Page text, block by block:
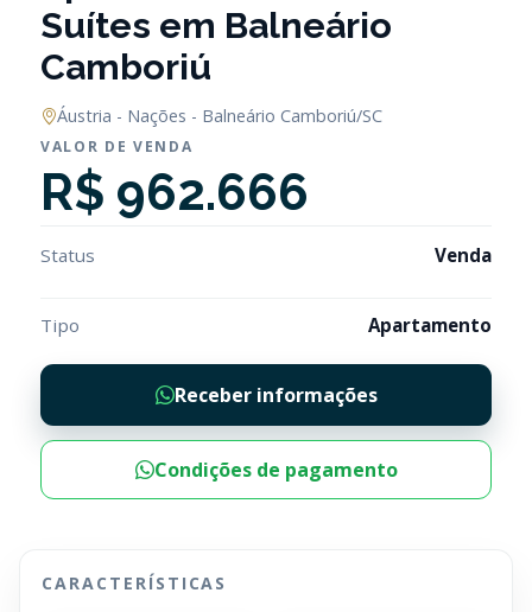
Suítes em Balneário
Camboriú
Áustria - Nações - Balneário Camboriú/SC
VALOR DE VENDA
R$ 962.666
Status Venda
Tipo Apartamento
Receber informações
Condições de pagamento
CARACTERÍSTICAS